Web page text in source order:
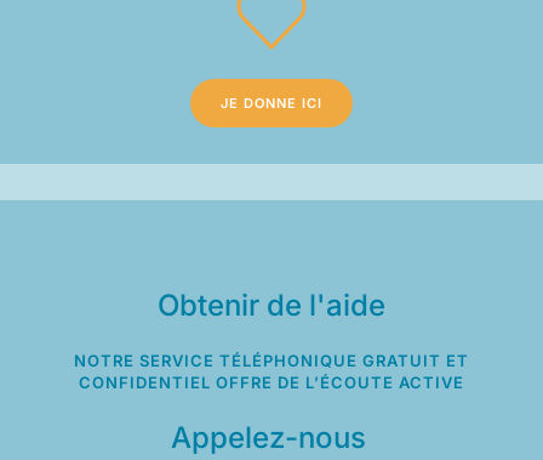
JE DONNE ICI
Obtenir de l'aide
NOTRE SERVICE TÉLÉPHONIQUE GRATUIT ET
CONFIDENTIEL OFFRE DE L’ÉCOUTE ACTIVE
Appelez-nous